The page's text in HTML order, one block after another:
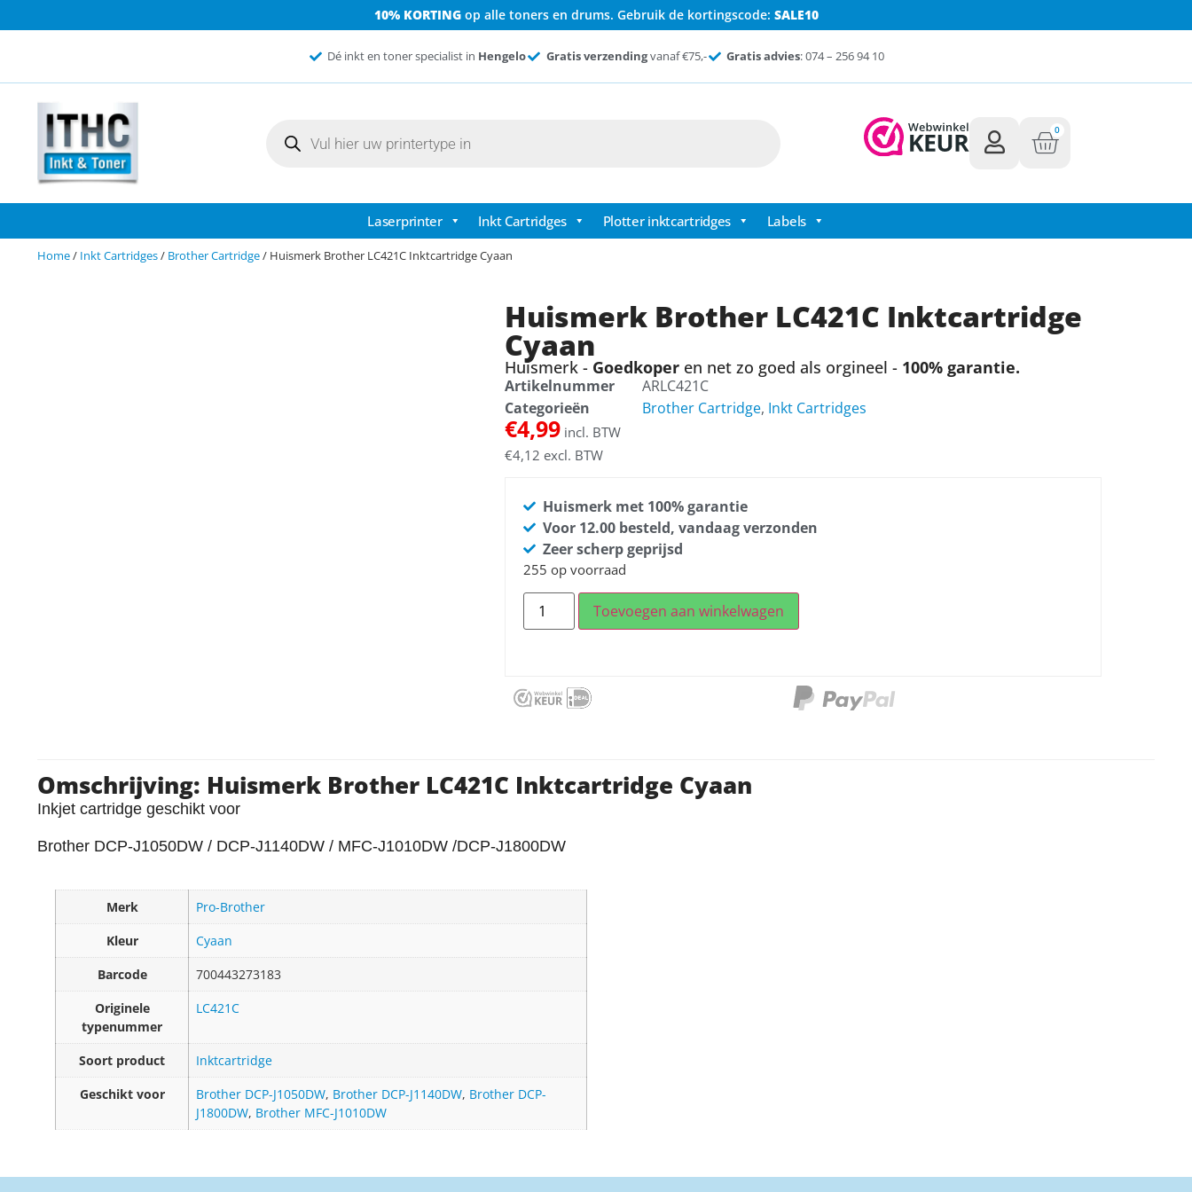
10% KORTINGop alle toners en drums. Gebruik de kortingscode: SALE10
Dé inkt en toner specialist in Hengelo Gratis verzendingvanaf €75,- Gratis advies: 074 – 256 94 10
0
Laserprinter Inkt Cartridges Plotter inktcartridges Labels
Home/ Inkt Cartridges/ Brother Cartridge/ Huismerk Brother LC421C Inktcartridge Cyaan
Huismerk Brother LC421C Inktcartridge
Cyaan
Huismerk - Goedkoperen net zo goed als orgineel - 100% garantie.
Artikelnummer
ARLC421C
Categorieën
Brother Cartridge, Inkt Cartridges
€4,99incl. BTW
€4,12 excl. BTW
Huismerk met 100% garantie
Voor 12.00 besteld, vandaag verzonden
Zeer scherp geprijsd
255 op voorraad
Toevoegen aan winkelwagen
Omschrijving: Huismerk Brother LC421C Inktcartridge Cyaan
Inkjet cartridge geschikt voor
Brother DCP-J1050DW / DCP-J1140DW / MFC-J1010DW /DCP-J1800DW
Merk
Pro-Brother
Kleur
Cyaan
Barcode
700443273183
Originele
typenummer
LC421C
Soort product
Inktcartridge
Geschikt voor
Brother DCP-J1050DW, Brother DCP-J1140DW, Brother DCP-
J1800DW, Brother MFC-J1010DW